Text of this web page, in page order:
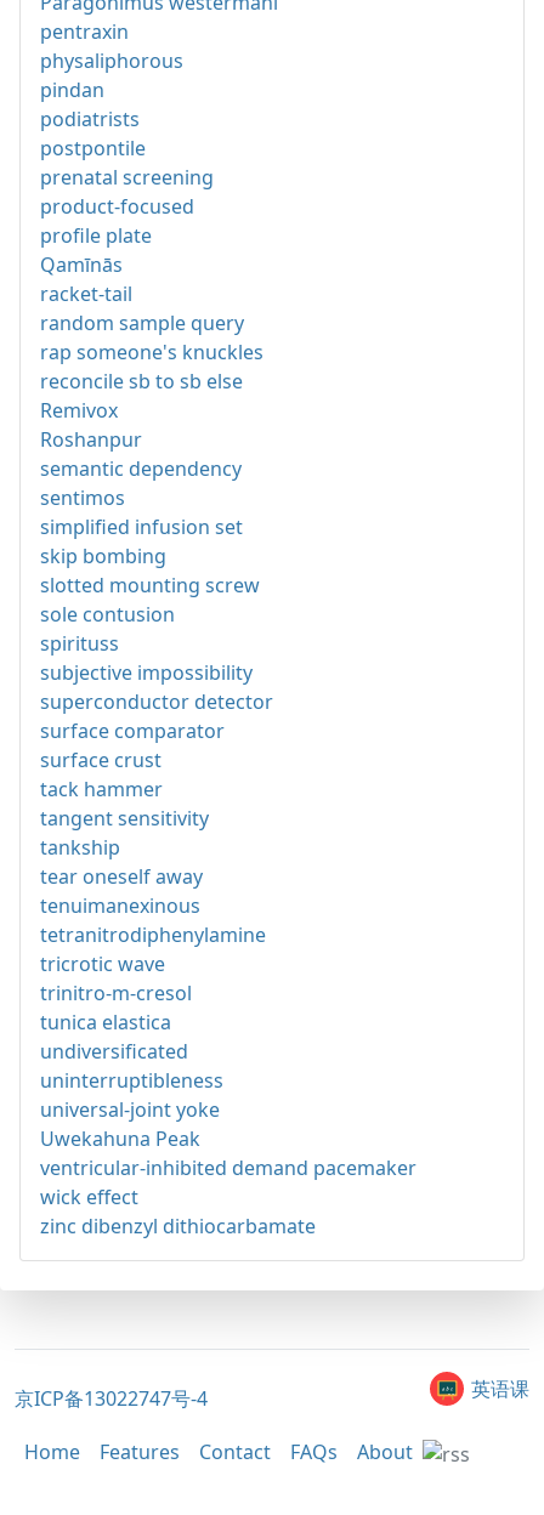
pentraxin
physaliphorous
pindan
podiatrists
postpontile
prenatal screening
product-focused
profile plate
Qamīnās
racket-tail
random sample query
rap someone's knuckles
reconcile sb to sb else
Remivox
Roshanpur
semantic dependency
sentimos
simplified infusion set
skip bombing
slotted mounting screw
sole contusion
spirituss
subjective impossibility
superconductor detector
surface comparator
surface crust
tack hammer
tangent sensitivity
tankship
tear oneself away
tenuimanexinous
tetranitrodiphenylamine
tricrotic wave
trinitro-m-cresol
tunica elastica
undiversificated
uninterruptibleness
universal-joint yoke
Uwekahuna Peak
ventricular-inhibited demand pacemaker
wick effect
zinc dibenzyl dithiocarbamate
京ICP备13022747号-4 英语课
Home Features Contact FAQs About